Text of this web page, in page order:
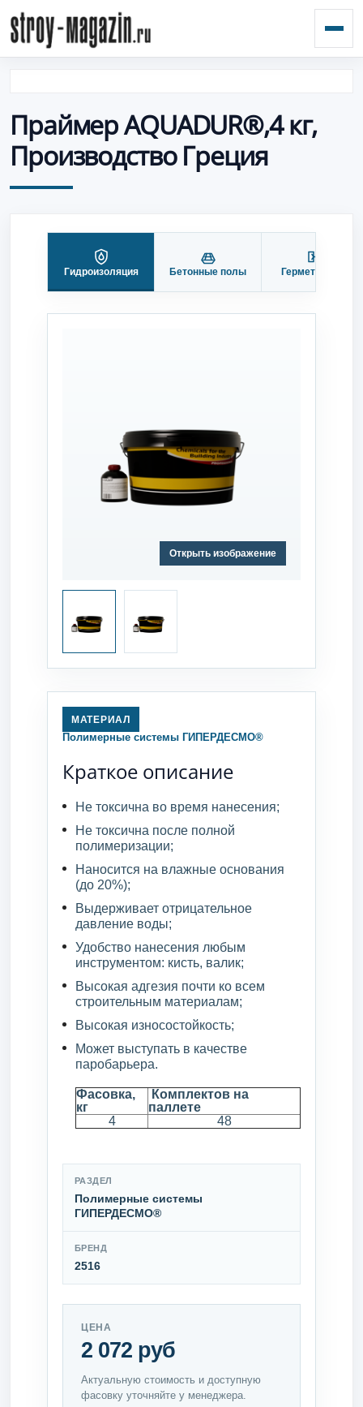
Праймер AQUADUR®,4 кг,
Производство Греция
Гидроизоляция Бетонные полы Герметизация
Открыть изображение
МАТЕРИАЛ
Полимерные системы ГИПЕРДЕСМО®
Краткое описание
Не токсична во время нанесения;
Не токсична после полной
полимеризации;
Наносится на влажные основания
(до 20%);
Выдерживает отрицательное
давление воды;
Удобство нанесения любым
инструментом: кисть, валик;
Высокая адгезия почти ко всем
строительным материалам;
Высокая износостойкость;
Может выступать в качестве
паробарьера.
Фасовка,
кг
Комплектов на
паллете
4
48
РАЗДЕЛ
Полимерные системы
ГИПЕРДЕСМО®
БРЕНД
2516
ЦЕНА
2 072 руб
Актуальную стоимость и доступную
фасовку уточняйте у менеджера.